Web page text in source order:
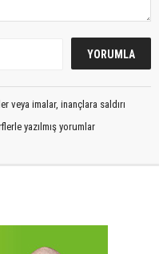
veya imalar, inançlara saldırı
yazılmış yorumlar